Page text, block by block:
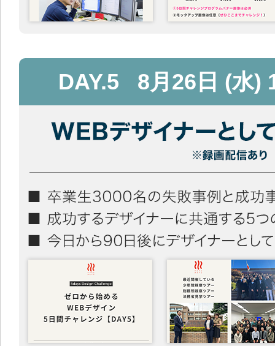
DAY.5 8月26日 (水)